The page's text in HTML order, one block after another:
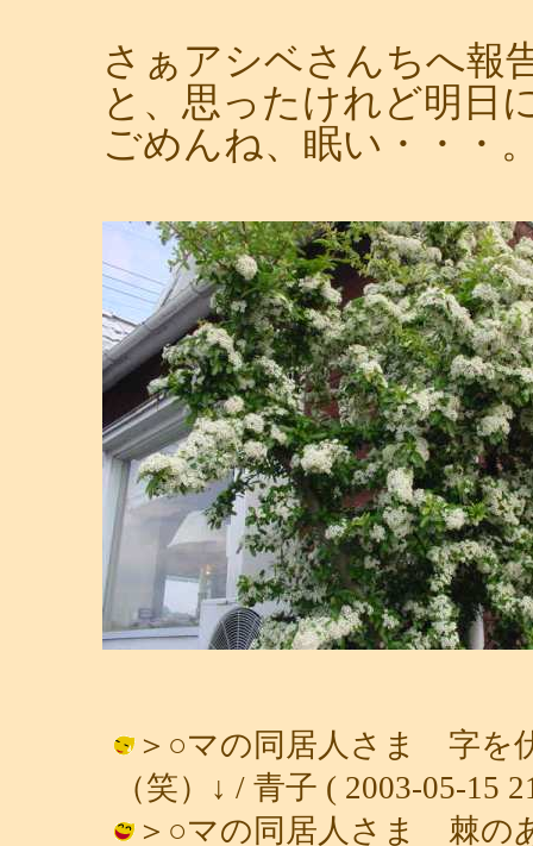
さぁアシベさんちへ報
と、思ったけれど明日
ごめんね、眠い・・・
＞○マの同居人さま 字を
（笑）↓ / 青子 ( 2003-05-15
＞○マの同居人さま 棘の